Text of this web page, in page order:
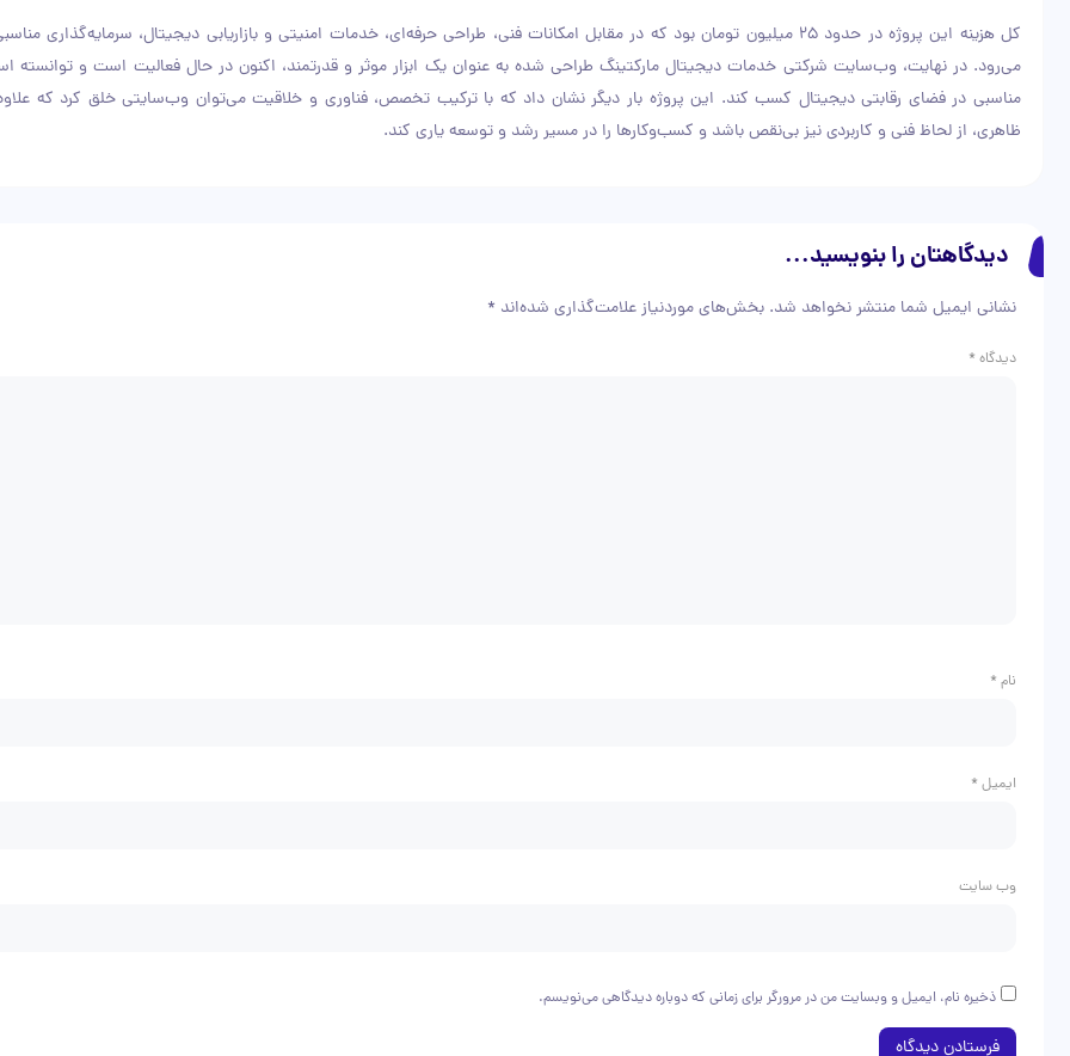
کل هزینه این پروژه در حدود ۲۵ میلیون تومان بود که در مقابل امکانات فنی، طراحی حرفه‌ای، خدمات امنیتی و بازاریابی دیجیتال، سرمایه‌گذاری
می‌رود. در نهایت، وب‌سایت شرکتی خدمات دیجیتال مارکتینگ طراحی شده به عنوان یک ابزار موثر و قدرتمند، اکنون در حال فعالیت است و توانسته
مناسبی در فضای رقابتی دیجیتال کسب کند. این پروژه بار دیگر نشان داد که با ترکیب تخصص، فناوری و خلاقیت می‌توان وب‌سایتی خلق کرد که علاوه
ظاهری، از لحاظ فنی و کاربردی نیز بی‌نقص باشد و کسب‌وکارها را در مسیر رشد و توسعه یاری کند.
دیدگاهتان را بنویسید...
نشانی ایمیل شما منتشر نخواهد شد. بخش‌های موردنیاز علامت‌گذاری شده‌اند*
دیدگاه *
نام *
ایمیل *
وب‌ سایت
ذخیره نام، ایمیل و وبسایت من در مرورگر برای زمانی که دوباره دیدگاهی می‌نویسم.